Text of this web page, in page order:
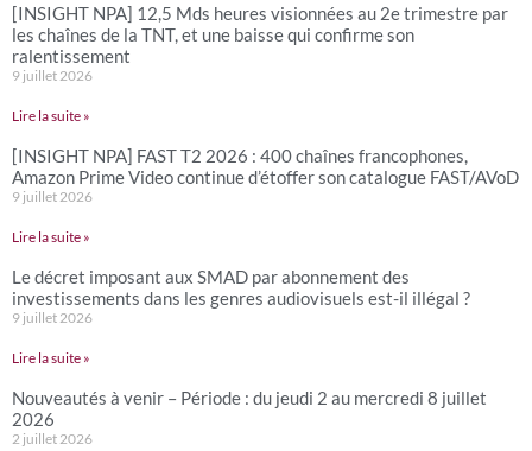
[INSIGHT NPA] 12,5 Mds heures visionnées au 2e trimestre par
les chaînes de la TNT, et une baisse qui confirme son
ralentissement
9 juillet 2026
Lire la suite »
[INSIGHT NPA] FAST T2 2026 : 400 chaînes francophones,
Amazon Prime Video continue d’étoffer son catalogue FAST/AVoD
9 juillet 2026
Lire la suite »
Le décret imposant aux SMAD par abonnement des
investissements dans les genres audiovisuels est-il illégal ?
9 juillet 2026
Lire la suite »
Nouveautés à venir – Période : du jeudi 2 au mercredi 8 juillet
2026
2 juillet 2026